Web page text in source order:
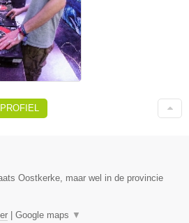
Oostkerke, maar wel in de provincie
Google maps ▼